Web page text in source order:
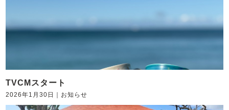
TVCMスタート
2026年1月30日 ｜ お知らせ